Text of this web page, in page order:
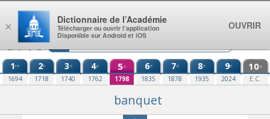
Aller au contenu
1re
1694
2e
1718
3e
1740
4e
1762
5e
1798
6e
1835
7e
1878
8e
1935
9e
2024
10e
E.C.
banquet
×
Dictionnaire de l’Académie
Télécharger ou ouvrir l’application
Disponible sur Android et iOS
OUVRIR